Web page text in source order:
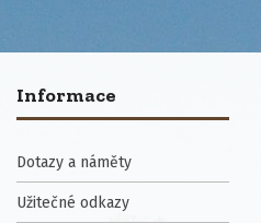
Informace
Dotazy a náměty
Užitečné odkazy